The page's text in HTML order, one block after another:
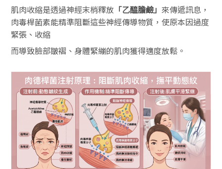
肌肉收縮是透過神經末梢釋放 「乙醯膽鹼」來傳遞訊息，
肉毒桿菌素能精準阻斷這些神經傳導物質，使原本因過度
緊張、收縮
而導致臉部皺褶、身體緊繃的肌肉獲得適度放鬆。